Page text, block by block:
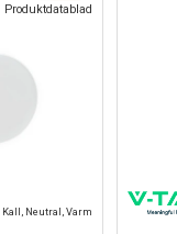
Produktdatablad
Kall, Neutral, Varm